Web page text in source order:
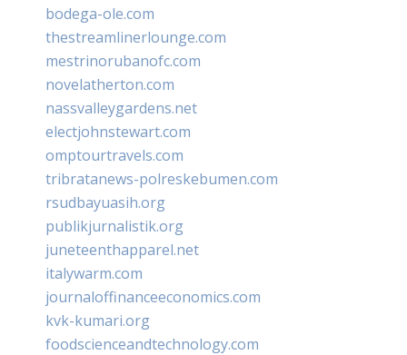
bodega-ole.com
thestreamlinerlounge.com
mestrinorubanofc.com
novelatherton.com
nassvalleygardens.net
electjohnstewart.com
omptourtravels.com
tribratanews-polreskebumen.com
rsudbayuasih.org
publikjurnalistik.org
juneteenthapparel.net
italywarm.com
journaloffinanceeconomics.com
kvk-kumari.org
foodscienceandtechnology.com